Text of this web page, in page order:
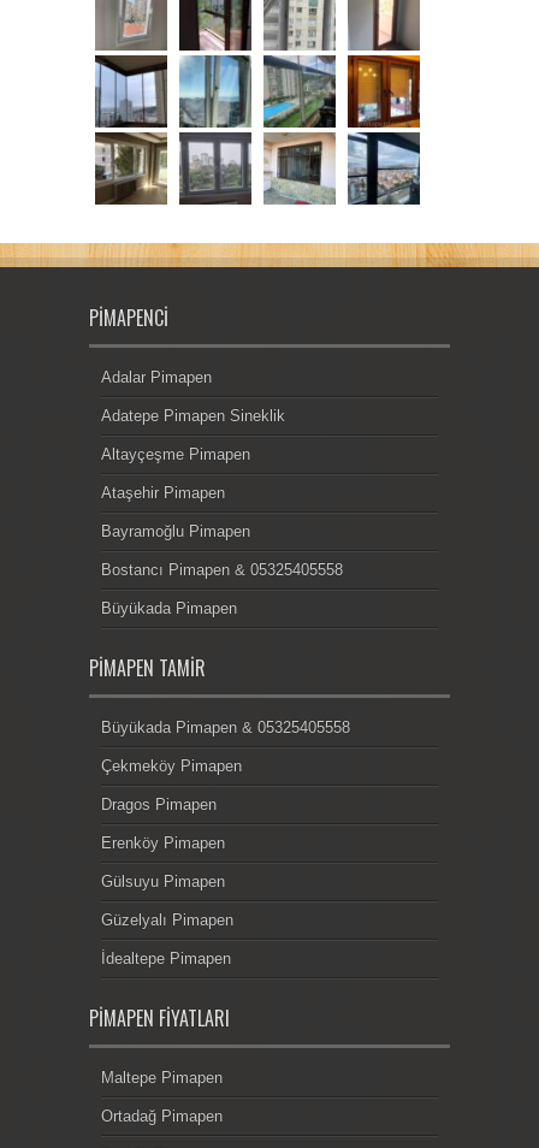
PIMAPENCI
Adalar Pimapen
Adatepe Pimapen Sineklik
Altayçeşme Pimapen
Ataşehir Pimapen
Bayramoğlu Pimapen
Bostancı Pimapen & 05325405558
Büyükada Pimapen
PIMAPEN TAMIR
Büyükada Pimapen & 05325405558
Çekmeköy Pimapen
Dragos Pimapen
Erenköy Pimapen
Gülsuyu Pimapen
Güzelyalı Pimapen
İdealtepe Pimapen
PIMAPEN FIYATLARI
Maltepe Pimapen
Ortadağ Pimapen